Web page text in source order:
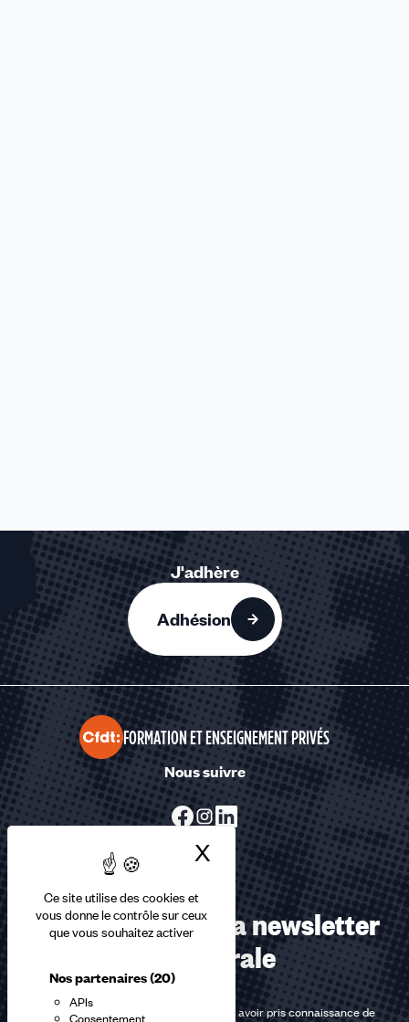
Ce site utilise des cookies et
vous donne le contrôle sur ceux
que vous souhaitez activer
Nos partenaires(20)
APIs
Consentement
X Masquer le
J'adhère
Adhésion
FORMATION ET ENSEIGNEMENT PRIVÉS
Nous suivre
Abonnez-vous à la newsletter
confédérale
En m'inscrivant à la newsletter, j'affirme avoir pris connaissance de